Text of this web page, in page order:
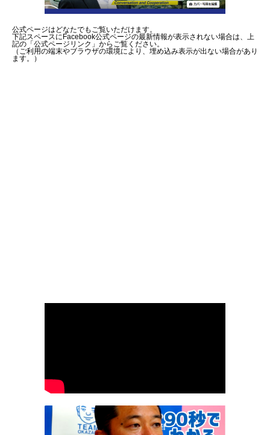
公式ページはどなたでもご覧いただけます。
下記スペースにFacebook公式ページの最新情報が表示されない場合は、上
記の「公式ページリンク」からご覧ください。
（ご利用の端末やブラウザの環境により、埋め込み表示が出ない場合があり
ます。）